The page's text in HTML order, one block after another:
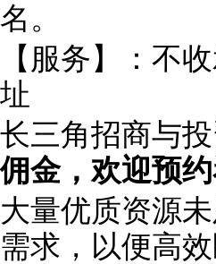
名。
【服务】：不
址
长三角招商与
佣金，欢迎预
大量优质资源
需求，以便高效